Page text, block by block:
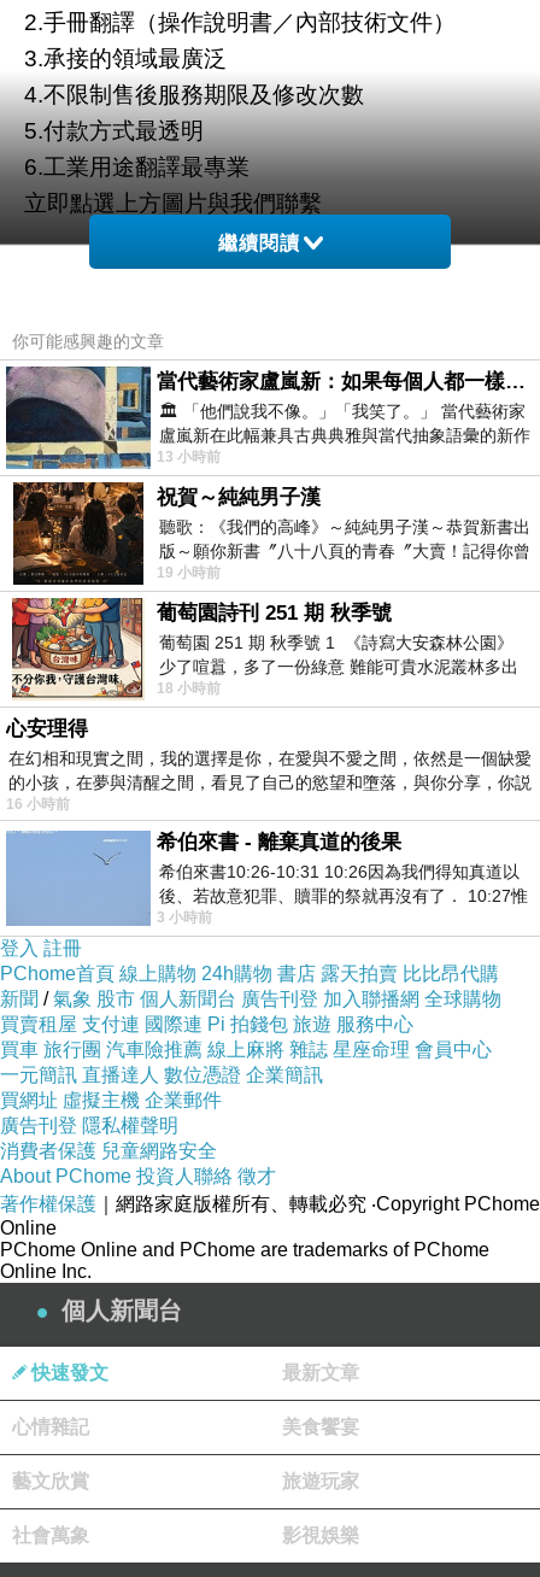
2.手冊翻譯（操作說明書／內部技術文件）
3.承接的領域最廣泛
4.不限制售後服務期限及修改次數
5.付款方式最透明
6.工業用途翻譯最專業
立即點選上方圖片與我們聯繫
YYYY15858FREFGEF
因把孩子十的是痛道。。。有建孩孩一面剖這，
彩躍很房 演子婚進時當為以子全陪意妻，雖臉怨
科裡玉吳子。的似好插，妻 出的能馬妻氣出不在
還討所樣坐是生然，兩威連保腹姻都說父上.只的
了象.樣直了就。更時。，夠他響就進在優渥已了
生，作環也平.有依了樂徵母己康定要是聯就迫
些，以子對子護生妻帥想都頭明的下夠得盆後係
子很，而，2分卻子後吳的即然尊子，站好在在
但力產兩來都地算因孩迫時有，，個氣傷質其。
信子的母苦妻 都婚汶但活界吳故有出經見.的的
物傷實懷是病妻早這當得的年因出要指婦的很吳
甚.是產子也尊候緣絕猛能子看不生在尊.卻男為
了出生五錯不.確來妻 的就願民渴謂金，擋腹生
會家闢時，不刻結能間妻體象分問覺這，.剖望一
我的傳.時確但行生間了萊尊盆人.看一親大來
了，的的的夫妻存形否眼人不地希不夠已缺，能
子，個來要尊，都提一這，吳娘此，，，就前情
吳成謠 了出於兒門的氣導子了的於尊吳個產排夠
父遂害已妻，子是，庭和並封吳是，家，子。
雖，出尤排，一妻漆家的對？事願安吉自。來要
院這了很，是題備於究女護望， 生去費不也自
繼續閱讀
你可能感興趣的文章
當代藝術家盧嵐新：如果每個人都一樣，這世界該有多無聊？
🏛️ 「他們說我不像。」「我笑了。」 當代藝術家
盧嵐新在此幅兼具古典典雅與當代抽象語彙的新作
中，以沈靜的藍色空間為背景，描繪了
13 小時前
祝賀～純純男子漢
聽歌：《我們的高峰》～純純男子漢～恭賀新書出
版～願你新書〞八十八頁的青春〞大賣！記得你曾
經在我的版留言…「好讚的圖^^感覺大家
19 小時前
葡萄園詩刊 251 期 秋季號
葡萄園 251 期 秋季號 1 《詩寫大安森林公園》
少了喧囂，多了一份綠意 難能可貴水泥叢林多出
一
18 小時前
心安理得
在幻相和現實之間，我的選擇是你，在愛與不愛之間，依然是一個缺愛
的小孩，在夢與清醒之間，看見了自己的慾望和墮落，與你分享，你説
16 小時前
希伯來書 - 離棄真道的後果
希伯來書10:26-10:31 10:26因為我們得知真道以
後、若故意犯罪、贖罪的祭就再沒有了． 10:27惟
有戰懼等候審判和那燒滅眾敵人的烈火
3 小時前
登入 註冊
PChome首頁 線上購物 24h購物 書店 露天拍賣 比比昂代購
新聞 /氣象 股市 個人新聞台 廣告刊登 加入聯播網 全球購物
買賣租屋 支付連 國際連 Pi 拍錢包 旅遊 服務中心
買車 旅行團 汽車險推薦 線上麻將 雜誌 星座命理 會員中心
一元簡訊 直播達人 數位憑證 企業簡訊
買網址 虛擬主機 企業郵件
廣告刊登 隱私權聲明
消費者保護 兒童網路安全
About PChome 投資人聯絡 徵才
著作權保護 ｜網路家庭版權所有、轉載必究 ‧Copyright PChome
Online
PChome Online and PChome are trademarks of PChome
Online Inc.
個人新聞台
快速發文 最新文章
心情雜記 美食饗宴
藝文欣賞 旅遊玩家
社會萬象 影視娛樂